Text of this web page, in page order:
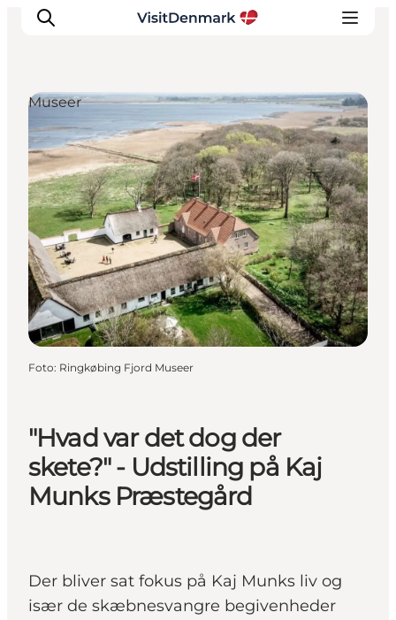
Inspiration
Destinationer
Oplevelser
Overnatning
Planlæg ferien
"Hvad var det dog der
skete?" - Udstilling på Kaj
Munks Præstegård
Der bliver sat fokus på Kaj Munks liv og
især de skæbnesvangre begivenheder
Museer
Foto: Ringkøbing Fjord Museer